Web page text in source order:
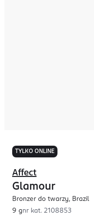
TYLKO ONLINE
Affect
Glamour
Bronzer do twarzy, Brazil
9 gnr kat. 2108853